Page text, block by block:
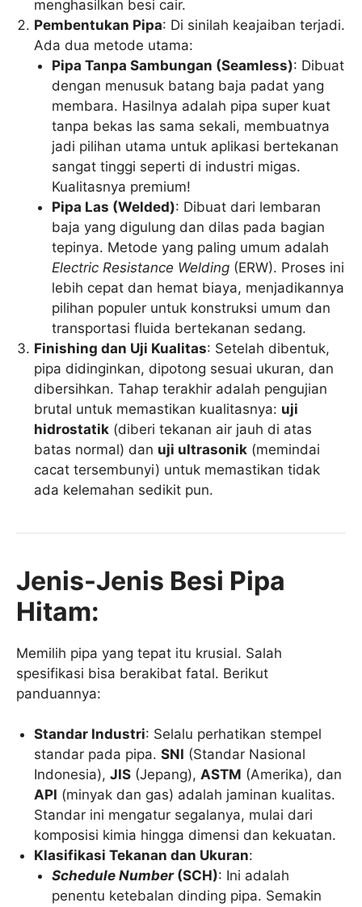
menghasilkan besi cair.
Pembentukan Pipa: Di sinilah keajaiban terjadi.
Ada dua metode utama:
Pipa Tanpa Sambungan (Seamless): Dibuat
dengan menusuk batang baja padat yang
membara. Hasilnya adalah pipa super kuat
tanpa bekas las sama sekali, membuatnya
jadi pilihan utama untuk aplikasi bertekanan
sangat tinggi seperti di industri migas.
Kualitasnya premium!
Pipa Las (Welded): Dibuat dari lembaran
baja yang digulung dan dilas pada bagian
tepinya. Metode yang paling umum adalah
Electric Resistance Welding (ERW). Proses ini
lebih cepat dan hemat biaya, menjadikannya
pilihan populer untuk konstruksi umum dan
transportasi fluida bertekanan sedang.
Finishing dan Uji Kualitas: Setelah dibentuk,
pipa didinginkan, dipotong sesuai ukuran, dan
dibersihkan. Tahap terakhir adalah pengujian
brutal untuk memastikan kualitasnya: uji
hidrostatik (diberi tekanan air jauh di atas
batas normal) dan uji ultrasonik (memindai
cacat tersembunyi) untuk memastikan tidak
ada kelemahan sedikit pun.
Jenis-Jenis Besi Pipa
Hitam:
Memilih pipa yang tepat itu krusial. Salah
spesifikasi bisa berakibat fatal. Berikut
panduannya:
Standar Industri: Selalu perhatikan stempel
standar pada pipa.SNI (Standar Nasional
Indonesia),JIS (Jepang),ASTM (Amerika), dan
API (minyak dan gas) adalah jaminan kualitas.
Standar ini mengatur segalanya, mulai dari
komposisi kimia hingga dimensi dan kekuatan.
Klasifikasi Tekanan dan Ukuran:
Schedule Number(SCH): Ini adalah
penentu ketebalan dinding pipa. Semakin